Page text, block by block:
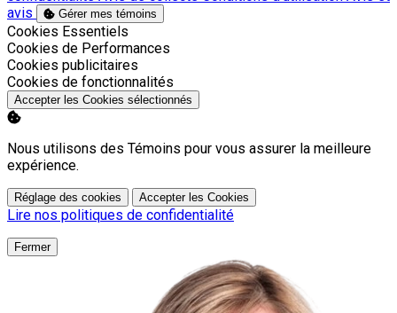
avis
Gérer mes témoins
Activer
Cookies Essentiels
Activer
Cookies de Performances
Activer
Cookies publicitaires
Activer
Cookies de fonctionnalités
Accepter les Cookies sélectionnés
Nous utilisons des Témoins pour vous assurer la meilleure
expérience.
Réglage des cookies Accepter les Cookies
Lire nos politiques de confidentialité
Fermer